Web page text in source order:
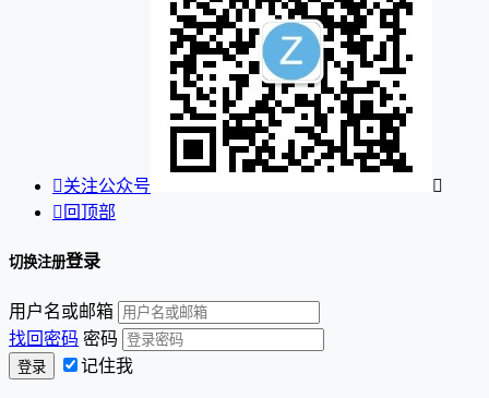
关注公众号

 回顶部
切换注册登录
用户名或邮箱
找回密码 密码
记住我